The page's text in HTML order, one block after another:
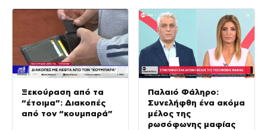
Ξεκούραση από τα
“έτοιμα”: Διακοπές
από τον “κουμπαρά”
Παλαιό Φάληρο:
Συνελήφθη ένα ακόμα
μέλος της
ρωσόφωνης μαφίας